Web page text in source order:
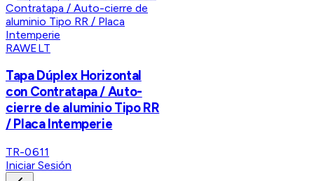
RAWELT
Tapa Dúplex Horizontal
con Contratapa / Auto-
cierre de aluminio Tipo RR
/ Placa Intemperie
TR-0611
Iniciar Sesión